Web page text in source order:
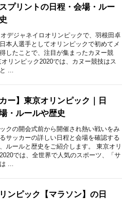
プリントの日程・会場・ルー
デジャネイロオリンピックで、羽根田卓
本人選手としてオリンピックで初めてメ
したことで、注目が集まったカヌー競
リンピック2020では、カヌー競技はス
...
カー】東京オリンピック｜日
・ルールや歴史
クの開会式前から開催され熱い戦いをみ
サッカーの詳しい日程と会場を確認する
ルールと歴史をご紹介します。 東京オリ
では、全世界で人気のスポーツ、「サ
...
ンピック【マラソン】の日